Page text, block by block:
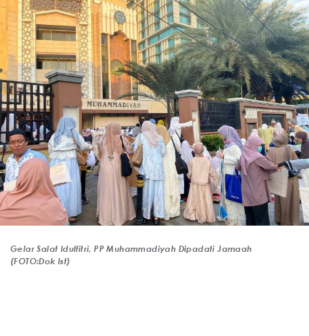
Gelar Salat Idulfitri, PP Muhammadiyah Dipadati Jamaah
(FOTO:Dok Ist)